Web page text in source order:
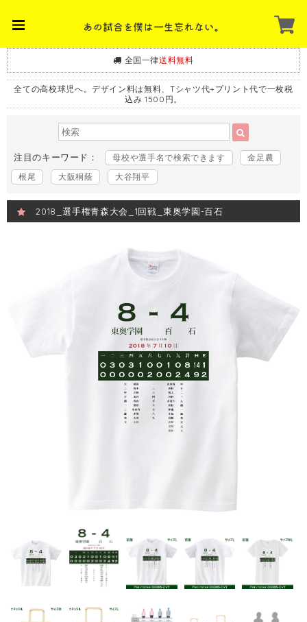
全国一律送料無料
全ての高校球児へ。デザイン料は無料、Tシャツ代+プリント代で一枚税
込み 1500円。
注目のキーワード： 母校や選手名で検索できます
金足農
根尾
大阪桐蔭 大谷翔平
2018_選手権青森大会_1回戦_東奥学園-百石